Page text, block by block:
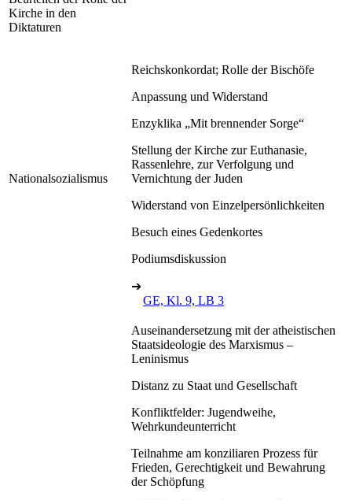
Kirche in den
Diktaturen
Nationalsozialismus
Reichskonkordat; Rolle der Bischöfe
Anpassung und Widerstand
Enzyklika „Mit brennender Sorge“
Stellung der Kirche zur Euthanasie,
Rassenlehre, zur Verfolgung und
Vernichtung der Juden
Widerstand von Einzelpersönlichkeiten
Besuch eines Gedenkortes
Podiumsdiskussion
➔
GE, Kl. 9, LB 3
Auseinandersetzung mit der atheistischen
Staatsideologie des Marxismus –
Leninismus
Distanz zu Staat und Gesellschaft
Konfliktfelder: Jugendweihe,
Wehrkundeunterricht
Teilnahme am konziliaren Prozess für
Frieden, Gerechtigkeit und Bewahrung
der Schöpfung